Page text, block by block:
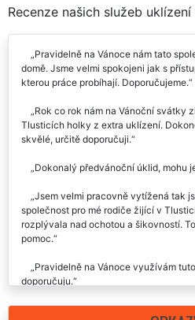
Recenze našich služeb
Pravidelně na Vánoce nám tato
domě. Jsme velmi spokojeni jak s
kterou práce probíhají. Doporučujeme.
Rok co rok nám na Vánoční svátky
Tlusticích holky z extra uklízení.
skvělé, určitě doporučuji.
Dokonalý předvánoční úklid, mohu
Jsem velmi pracovně vytížená tak
společnost pro mé rodiče žijící v
rozplývala nad ochotou a šikovností.
pomoc.
Pravidelně na Vánoce využívám
doporučuju.
Vánoce mám spojené s Extra